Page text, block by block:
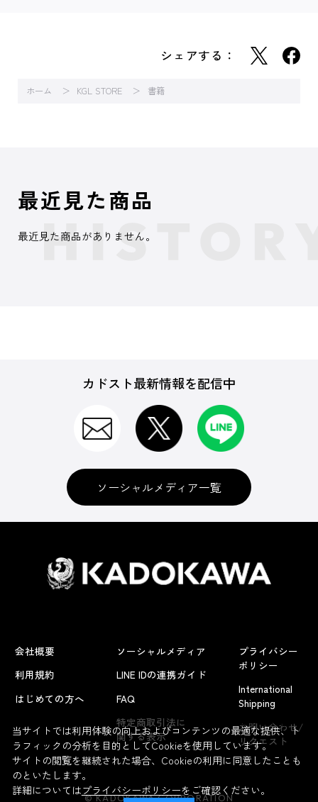
シェアする：
ホーム KGL STORE 書籍
よくあるお問い合わせ
最近見た商品
最近見た商品がありません。
カドスト最新情報を配信中
ソーシャルメディア一覧
会社概要
利用規約
はじめての方へ
ソーシャルメディア
LINE IDの連携ガイド
FAQ
特定商取引法に
関する表示
プライバシー
ポリシー
International
Shipping
お問い合わせ/
リクエスト
© KADOKAWA CORPORATION
当サイトでは利用体験の向上およびコンテンツの最適な提供、ト
ラフィックの分析を目的としてCookieを使用しています。
サイトの閲覧を継続された場合、Cookieの利用に同意したことも
のといたします。
詳細についてはプライバシーポリシーをご確認ください。